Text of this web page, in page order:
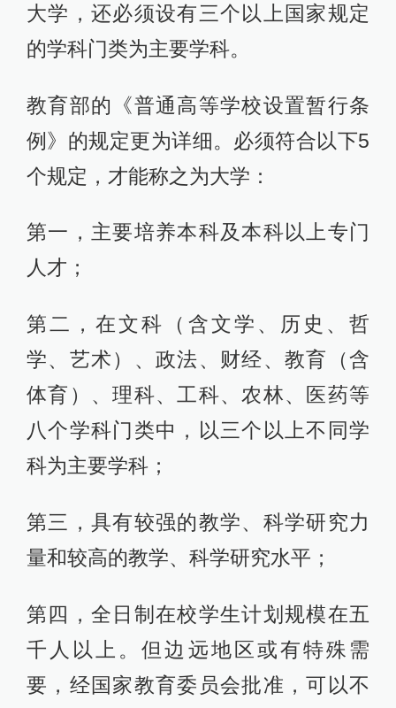
大学，还必须设有三个以上国家规定
的学科门类为主要学科。
教育部的《普通高等学校设置暂行条
例》的规定更为详细。必须符合以下5
个规定，才能称之为大学：
第一，主要培养本科及本科以上专门
人才；
第二，在文科（含文学、历史、哲
学、艺术）、政法、财经、教育（含
体育）、理科、工科、农林、医药等
八个学科门类中，以三个以上不同学
科为主要学科；
第三，具有较强的教学、科学研究力
量和较高的教学、科学研究水平；
第四，全日制在校学生计划规模在五
千人以上。但边远地区或有特殊需
要，经国家教育委员会批准，可以不